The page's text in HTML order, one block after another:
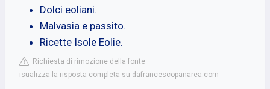
Dolci eoliani.
Malvasia e passito.
Ricette Isole Eolie.
Richiesta di rimozione della fonte
isualizza la risposta completa su dafrancescopanarea.com